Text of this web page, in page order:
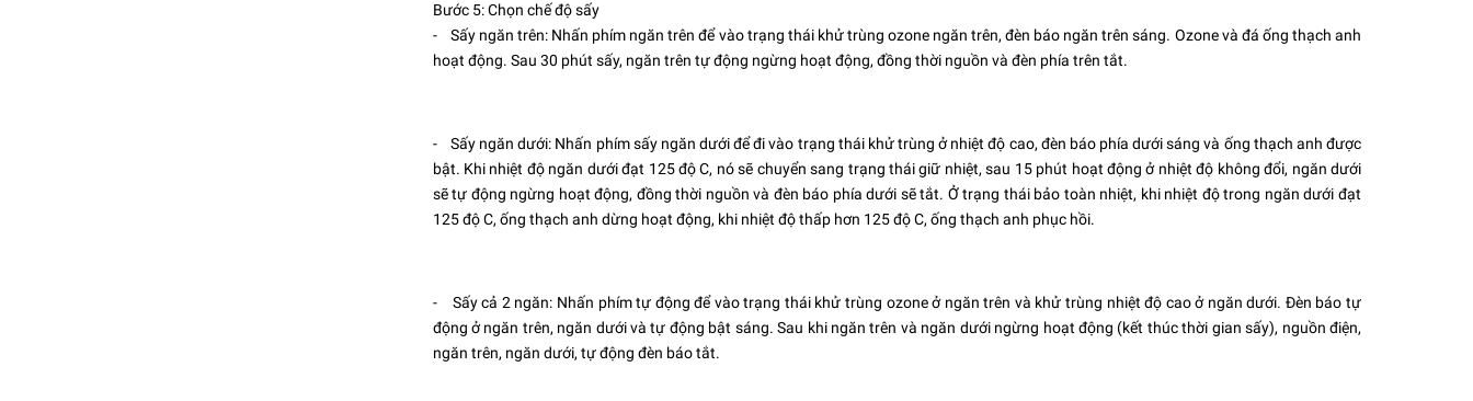
Bước 5: Chọn chế độ sấy
- Sấy ngăn trên: Nhấn phím ngăn trên để vào trạng thái khử trùng ozone ngăn trên, đèn báo ngăn trên sáng. Ozone và đá ống thạch anh
hoạt động. Sau 30 phút sấy, ngăn trên tự động ngừng hoạt động, đồng thời nguồn và đèn phía trên tắt.
- Sấy ngăn dưới: Nhấn phím sấy ngăn dưới để đi vào trạng thái khử trùng ở nhiệt độ cao, đèn báo phía dưới sáng và ống thạch anh được
bật. Khi nhiệt độ ngăn dưới đạt 125 độ C, nó sẽ chuyển sang trạng thái giữ nhiệt, sau 15 phút hoạt động ở nhiệt độ không đổi, ngăn dưới
sẽ tự động ngừng hoạt động, đồng thời nguồn và đèn báo phía dưới sẽ tắt. Ở trạng thái bảo toàn nhiệt, khi nhiệt độ trong ngăn dưới đạt
125 độ C, ống thạch anh dừng hoạt động, khi nhiệt độ thấp hơn 125 độ C, ống thạch anh phục hồi.
- Sấy cả 2 ngăn: Nhấn phím tự động để vào trạng thái khử trùng ozone ở ngăn trên và khử trùng nhiệt độ cao ở ngăn dưới. Đèn báo tự
động ở ngăn trên, ngăn dưới và tự động bật sáng. Sau khi ngăn trên và ngăn dưới ngừng hoạt động (kết thúc thời gian sấy), nguồn điện,
ngăn trên, ngăn dưới, tự động đèn báo tắt.